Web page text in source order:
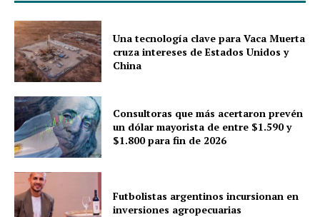
Una tecnología clave para Vaca Muerta
cruza intereses de Estados Unidos y
China
Consultoras que más acertaron prevén
un dólar mayorista de entre $1.590 y
$1.800 para fin de 2026
Futbolistas argentinos incursionan en
inversiones agropecuarias